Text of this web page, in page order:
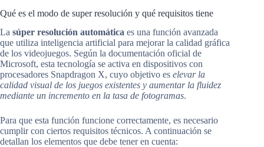
Qué es el modo de super resolución y qué requisitos tiene
La súper resolución automática es una función avanzada
que utiliza inteligencia artificial para mejorar la calidad gráfica
de los videojuegos. Según la documentación oficial de
Microsoft, esta tecnología se activa en dispositivos con
procesadores Snapdragon X, cuyo objetivo es elevar la
calidad visual de los juegos existentes y aumentar la fluidez
mediante un incremento en la tasa de fotogramas.
Para que esta función funcione correctamente, es necesario
cumplir con ciertos requisitos técnicos. A continuación se
detallan los elementos que debe tener en cuenta: